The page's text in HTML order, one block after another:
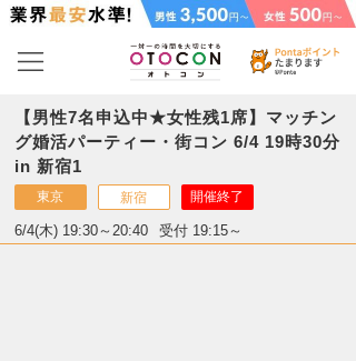
【男性7名申込中★女性残1席】マッチン
グ婚活パーティー・街コン 6/4 19時30分
in 新宿1
東京 新宿 開催終了
6/4(木) 19:30～20:40 受付 19:15～